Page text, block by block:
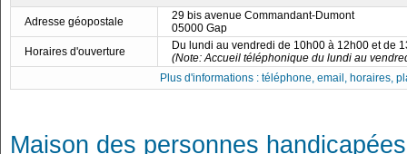
Adresse géopostale
29 bis avenue Commandant-Dumont
05000 Gap
Horaires d'ouverture
Du lundi au vendredi de 10h00 à 12h00 et de
(Note: Accueil téléphonique du lundi au
Plus d'informations : téléphone, email, horaires,
Maison des personnes